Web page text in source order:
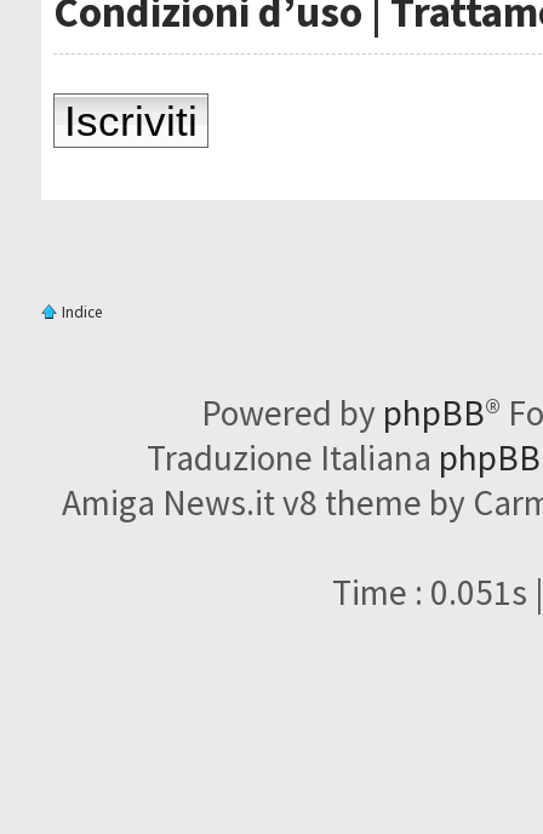
Condizioni d’uso |
Iscriviti
Indice
Powered by phpBB®
Traduzione Italiana
Amiga News.it v8 theme by
Time : 0.051s